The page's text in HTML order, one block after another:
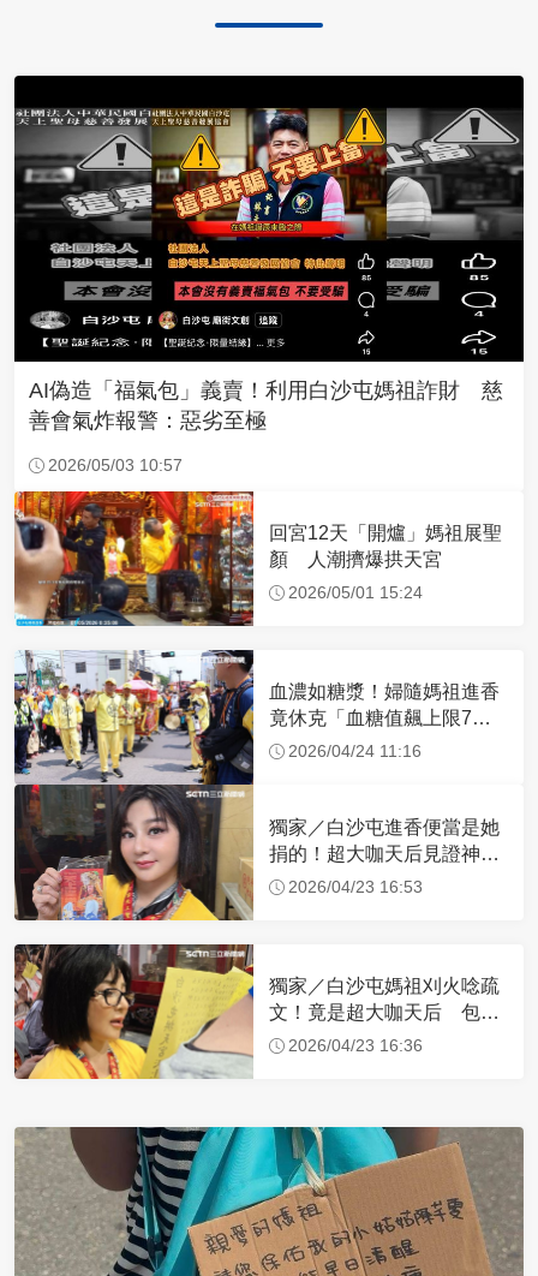
AI偽造「福氣包」義賣！利用白沙屯媽祖詐財 慈
善會氣炸報警：惡劣至極
2026/05/03 10:57
回宮12天「開爐」媽祖展聖
顏 人潮擠爆拱天宮
2026/05/01 15:24
血濃如糖漿！婦隨媽祖進香
竟休克「血糖值飆上限7
倍」 醫曝原因
2026/04/24 11:16
獨家／白沙屯進香便當是她
捐的！超大咖天后見證神
蹟 一靠近媽祖就爆哭
2026/04/23 16:53
獨家／白沙屯媽祖刈火唸疏
文！竟是超大咖天后 包尿
布忍尿5小時不喊累
2026/04/23 16:36